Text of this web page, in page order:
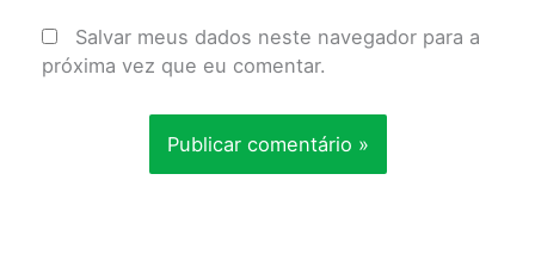
Salvar meus dados neste navegador para a
próxima vez que eu comentar.